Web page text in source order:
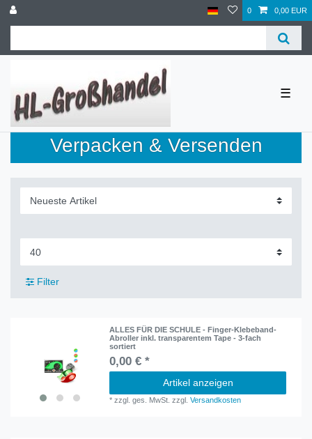
0 0,00 EUR
☰
Verpacken & Versenden
Filter
ALLES FÜR DIE SCHULE - Finger-Klebeband-
Abroller inkl. transparentem Tape - 3-fach
sortiert
0,00 € *
Artikel anzeigen
*zzgl. ges. MwSt. zzgl.Versandkosten